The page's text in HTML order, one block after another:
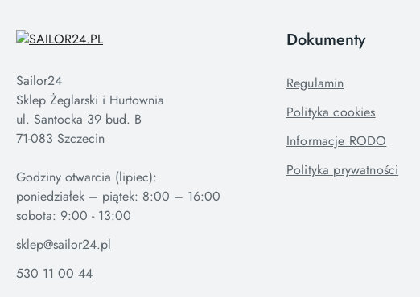
Sailor24
Sklep Żeglarski i Hurtownia
ul. Santocka 39 bud. B
71-083 Szczecin
Godziny otwarcia (lipiec):
poniedziałek – piątek: 8:00 – 16:00
sklep@sailor24.pl
530 11 00 44
Dokumenty
Regulamin
Polityka cookies
Informacje RODO
Polityka prywatności